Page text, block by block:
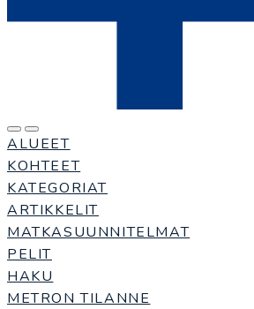
ALUEET
KOHTEET
KATEGORIAT
ARTIKKELIT
MATKASUUNNITELMAT
PELIT
HAKU
METRON TILANNE